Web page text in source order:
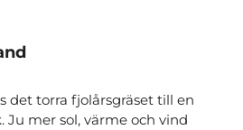
det torra fjolårsgräset till en
Ju mer sol, värme och vind